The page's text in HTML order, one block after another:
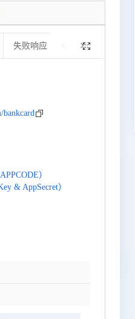

失败响应 错误码
bankcard
）
& AppSecret）